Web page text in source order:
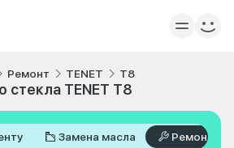
Ремонт TENET T8
стекла TENET T8
Замена масла Ремонт